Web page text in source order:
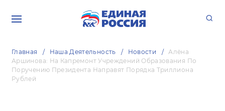
Главная Наша Деятельность Новости
Алёна
Аршинова: На Капремонт Учреждений Образования По
Поручению Президента Направят Порядка Триллиона
Рублей